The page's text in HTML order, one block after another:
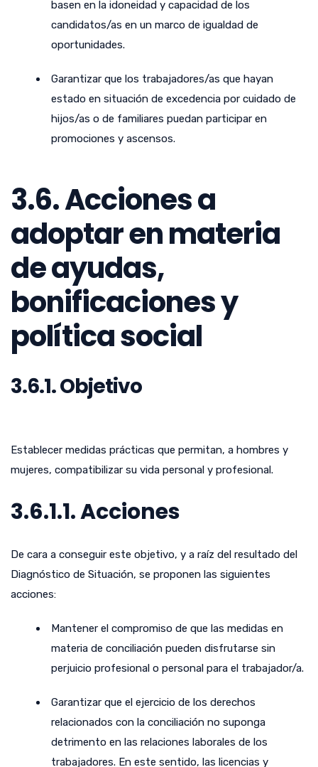
basen en la idoneidad y capacidad de los
candidatos/as en un marco de igualdad de
oportunidades.
Garantizar que los trabajadores/as que hayan
estado en situación de excedencia por cuidado de
hijos/as o de familiares puedan participar en
promociones y ascensos.
3.6. Acciones a
adoptar en materia
de ayudas,
bonificaciones y
política social
3.6.1. Objetivo
Establecer medidas prácticas que permitan, a hombres y
mujeres, compatibilizar su vida personal y profesional.
3.6.1.1. Acciones
De cara a conseguir este objetivo, y a raíz del resultado del
Diagnóstico de Situación, se proponen las siguientes
acciones:
Mantener el compromiso de que las medidas en
materia de conciliación pueden disfrutarse sin
perjuicio profesional o personal para el trabajador/a.
Garantizar que el ejercicio de los derechos
relacionados con la conciliación no suponga
detrimento en las relaciones laborales de los
trabajadores. En este sentido, las licencias y